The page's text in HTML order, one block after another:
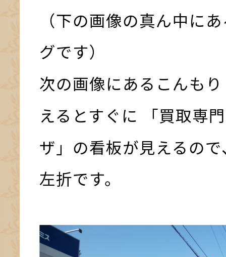
（下の画像の真ん中に
グです）
次の画像にあるこんも
えるとすぐに 「買取専
ザ」の看板が見えるの
左折です。